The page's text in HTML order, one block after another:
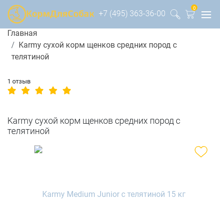
+7 (495) 363-36-00
0
Главная
Karmy сухой корм щенков средних пород с
телятиной
1 отзыв
Karmy сухой корм щенков средних пород с
телятиной